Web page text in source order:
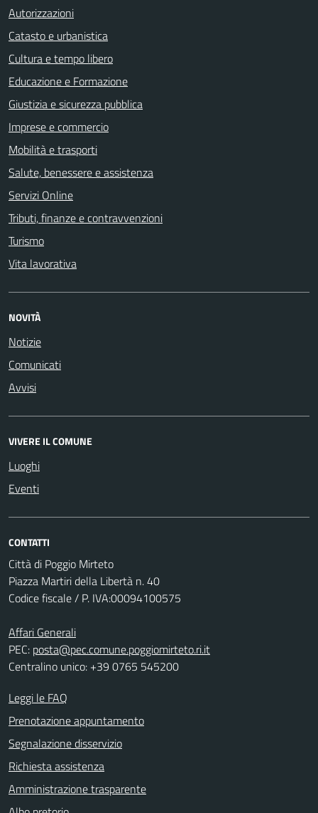
Autorizzazioni
Catasto e urbanistica
Cultura e tempo libero
Educazione e Formazione
Giustizia e sicurezza pubblica
Imprese e commercio
Mobilità e trasporti
Salute, benessere e assistenza
Servizi Online
Tributi, finanze e contravvenzioni
Turismo
Vita lavorativa
NOVITÀ
Notizie
Comunicati
Avvisi
VIVERE IL COMUNE
Luoghi
Eventi
CONTATTI
Città di Poggio Mirteto
Piazza Martiri della Libertà n. 40
Codice fiscale / P. IVA:00094100575
Affari Generali
PEC: posta@pec.comune.poggiomirteto.ri.it
Centralino unico: +39 0765 545200
Leggi le FAQ
Prenotazione appuntamento
Segnalazione disservizio
Richiesta assistenza
Amministrazione trasparente